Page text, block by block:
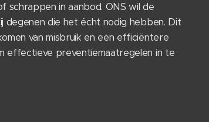
schrappen in aanbod. ONS wil de
die het écht nodig hebben. Dit
van misbruik en een efficiëntere
effectieve preventiemaatregelen in te